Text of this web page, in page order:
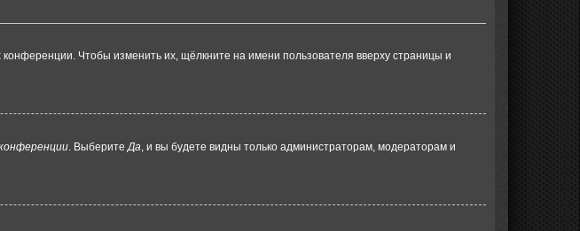
Чтобы изменить их, щёлкните на имени пользователя вверху страницы и
. ВыберитеДа, и вы будете видны только администраторам, модераторам и